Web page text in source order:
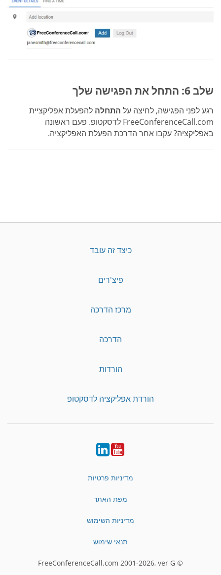
שלב 6: התחל את הפגישה שלך
רגע לפני הפגישה, לחיצה על התחלה להפעלת אפליקציית
FreeConferenceCall.com לדסקטופ. פעם ראשונה
באפליקציה? עקבו אחר הדרכת הפעלת האפליקציה.
כיצד זה עובד
פיצ'רים
מרכז הדרכה
הדרכה
הורדות
הורדת אפליקציה לדסקטופ
YouTube
LinkedIn
מדיניות פרטיות
מפת האתר
מדיניות השימוש
תנאי שימוש
© FreeConferenceCall.com 2001-2026, ver G